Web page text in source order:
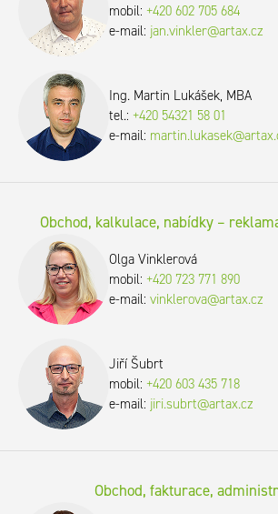
mobil: +420 602 705 684
e-mail: jan.vinkler@artax.cz
Ing. Martin Lukášek, MBA
tel.: +420 54321 58 01
e-mail:
Obchod, kalkulace, nabídky –
Olga Vinklerová
mobil: +420 723 771 890
e-mail: vinklerova@artax.cz
Jiří Šubrt
mobil: +420 603 435 718
e-mail: jiri.subrt@artax.cz
Obchod, fakturace,